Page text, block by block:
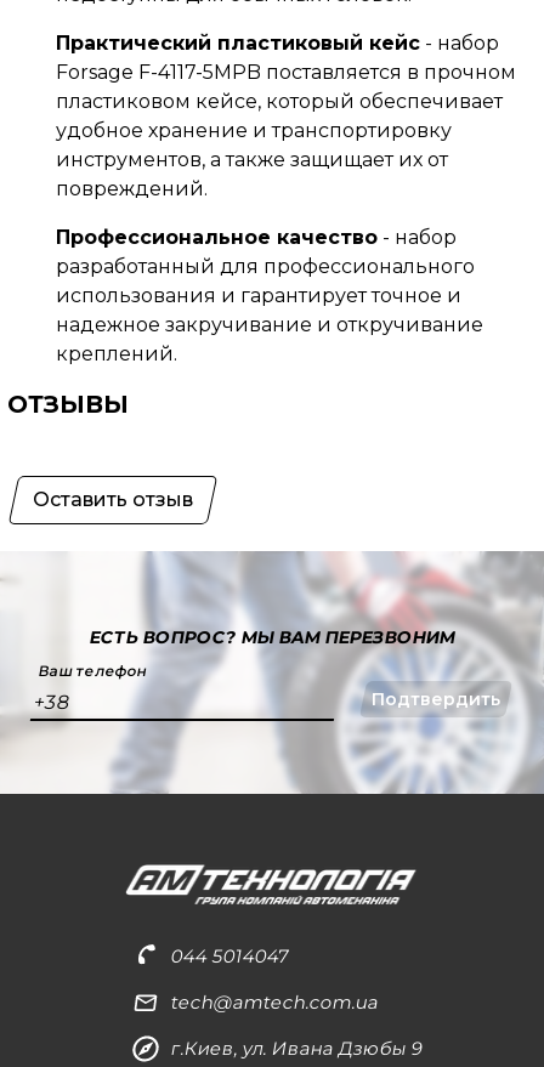
Практический пластиковый кейс- набор
Forsage F-4117-5MPB поставляется в прочном
пластиковом кейсе, который обеспечивает
удобное хранение и транспортировку
инструментов, а также защищает их от
повреждений.
Профессиональное качество- набор
разработанный для профессионального
использования и гарантирует точное и
надежное закручивание и откручивание
креплений.
ОТЗЫВЫ
Оставить отзыв
ЕСТЬ ВОПРОС?МЫ ВАМ ПЕРЕЗВОНИМ
Ваш телефон
+38 Подтвердить
044 5014047
tech@amtech.com.ua
г.Киев, ул. Ивана Дзюбы 9